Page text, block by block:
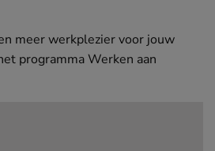
meer werkplezier voor jouw
programma Werken aan